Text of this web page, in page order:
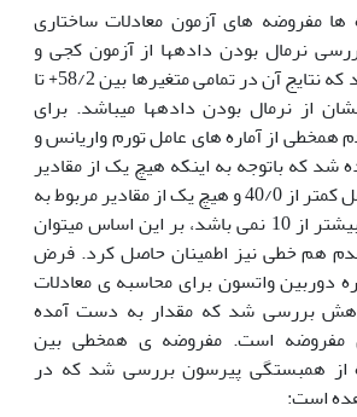
مفروضه های آزمون معادلات ساختاری
نرمال بودن داده­ها از آزمون کجی و
کشیدگی استفاده شد که نتایج آن در تمامی متغیرها بین 58/2+ تا
نشان از نرمال بودن داده­ها می­باشد. برای
همخطی از آماره های عامل تورم واریانس و
که باتوجه به اینکه هیچ یک از مقادیر
مربوط به شاخص تحمل کمتر از 40/0 و هیچ یک از مقادیر مربوط به
بر این اساس می
توان
هم خطی نیز اطمینان حاصل کرد. فرض
دوربین واتسون برای محاسبه ی معادلات
بررسی شد که مقدار به دست آمده
مفروضه است. مفروضه ی همخطی بین
از همبستگی پیرسون بررسی شد که در
است: